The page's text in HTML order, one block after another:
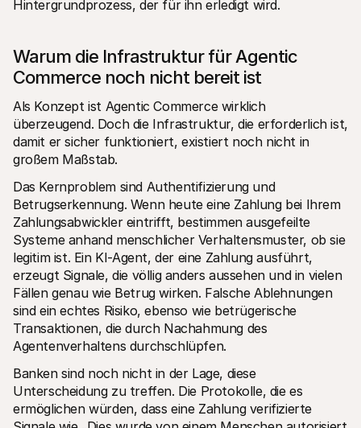
Hintergrundprozess, der für ihn erledigt wird.
Warum die Infrastruktur für Agentic
Commerce noch nicht bereit ist
Als Konzept ist Agentic Commerce wirklich
überzeugend. Doch die Infrastruktur, die erforderlich ist,
damit er sicher funktioniert, existiert noch nicht in
großem Maßstab.
Das Kernproblem sind Authentifizierung und
Betrugserkennung. Wenn heute eine Zahlung bei Ihrem
Zahlungsabwickler eintrifft, bestimmen ausgefeilte
Systeme anhand menschlicher Verhaltensmuster, ob sie
legitim ist. Ein KI-Agent, der eine Zahlung ausführt,
erzeugt Signale, die völlig anders aussehen und in vielen
Fällen genau wie Betrug wirken. Falsche Ablehnungen
sind ein echtes Risiko, ebenso wie betrügerische
Transaktionen, die durch Nachahmung des
Agentenverhaltens durchschlüpfen.
Banken sind noch nicht in der Lage, diese
Unterscheidung zu treffen. Die Protokolle, die es
ermöglichen würden, dass eine Zahlung verifizierte